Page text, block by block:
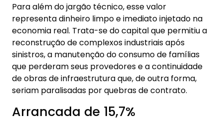
Para além do jargão técnico, esse valor
representa dinheiro limpo e imediato injetado na
economia real. Trata-se do capital que permitiu a
reconstrução de complexos industriais após
sinistros, a manutenção do consumo de famílias
que perderam seus provedores e a continuidade
de obras de infraestrutura que, de outra forma,
seriam paralisadas por quebras de contrato.
Arrancada de 15,7%